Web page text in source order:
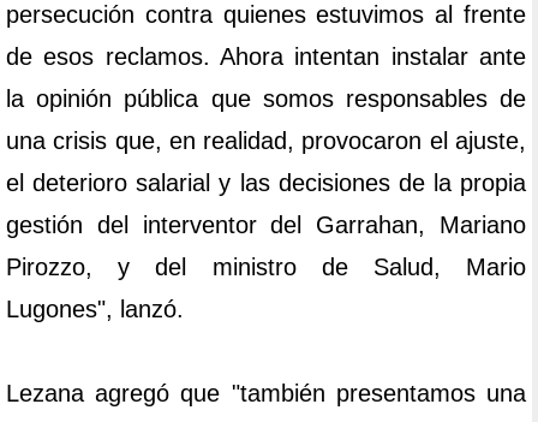
persecución contra quienes estuvimos al frente
de esos reclamos. Ahora intentan instalar ante
la opinión pública que somos responsables de
una crisis que, en realidad, provocaron el ajuste,
el deterioro salarial y las decisiones de la propia
gestión del interventor del Garrahan, Mariano
Pirozzo, y del ministro de Salud, Mario
Lugones", lanzó.
Lezana agregó que "también presentamos una